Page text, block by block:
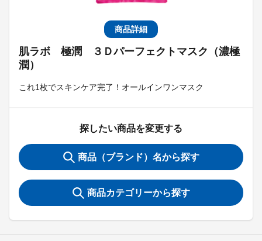
商品詳細
肌ラボ 極潤 ３Ｄパーフェクトマスク（濃極
潤）
これ1枚でスキンケア完了！オールインワンマスク
探したい商品を変更する
商品（ブランド）名から探す
商品カテゴリーから探す